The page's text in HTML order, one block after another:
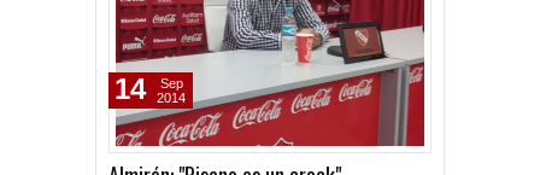
14
Sep
2014